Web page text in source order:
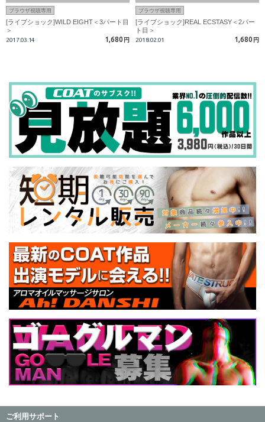
ブラウザ視聴専用
[ライブショック]WILD EIGHT＜3パート目
＞
2017.03.14 1,680 円
ブラウザ視聴専用
[ライブショック]REAL ECSTASY＜2パー
ト目＞
2018.02.01 1,680 円
ご利用サポート